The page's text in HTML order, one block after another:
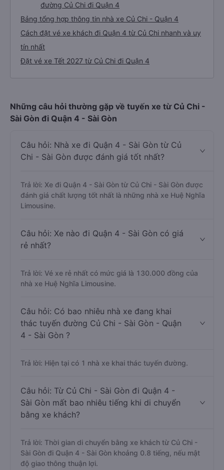
đường Củ Chi đi Quận 4
Bảng tổng hợp thông tin nhà xe Củ Chi - Quận 4
Cách đặt vé xe khách đi Quận 4 từ Củ Chi nhanh và uy
tín nhất
Đặt vé xe Tết 2027 từ Củ Chi đi Quận 4
Những câu hỏi thường gặp về tuyến xe từ Củ Chi -
Sài Gòn đi Quận 4 - Sài Gòn
Câu hỏi: Nhà xe đi Quận 4 - Sài Gòn từ Củ
Chi - Sài Gòn được đánh giá tốt nhất?
Trả lời: Xe đi Quận 4 - Sài Gòn từ Củ Chi - Sài Gòn được
đánh giá chất lượng tốt nhất là những nhà xe Huệ Nghĩa
Limousine.
Câu hỏi: Xe nào đi Quận 4 - Sài Gòn có giá
rẻ nhất?
Trả lời: Vé xe rẻ nhất có mức giá là 130.000 đồng của
nhà xe Huệ Nghĩa Limousine.
Câu hỏi: Có bao nhiêu nhà xe đang khai
thác tuyến đường Củ Chi - Sài Gòn - Quận
4 - Sài Gòn ?
Trả lời: Hiện tại có 1 nhà xe khai thác tuyến đường.
Câu hỏi: Từ Củ Chi - Sài Gòn đi Quận 4 -
Sài Gòn mất bao nhiêu tiếng khi di chuyển
bằng xe khách?
Trả lời: Thời gian di chuyển bằng xe khách từ Củ Chi -
Sài Gòn đi Quận 4 - Sài Gòn khoảng 0.8 tiếng, nếu mật
độ giao thông thuận lợi.